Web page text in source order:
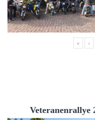
« ‹
Veteranenrallye